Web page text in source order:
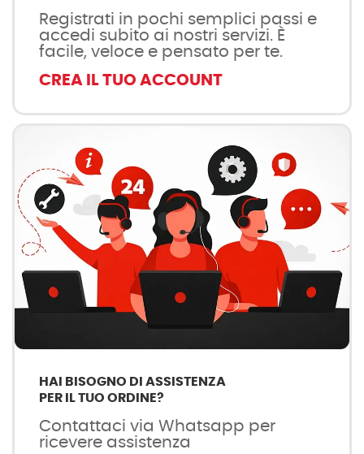
Registrati in pochi semplici passi e
accedi subito ai nostri servizi. È
facile, veloce e pensato per te.
CREA IL TUO ACCOUNT
HAI BISOGNO DI ASSISTENZA
PER IL TUO ORDINE?
Contattaci via Whatsapp per
ricevere assistenza